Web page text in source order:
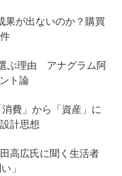
果が出ないのか？購買
ぶ理由 アナグラム阿
ト論
費」から「資産」に
計思想
高広氏に聞く生活者
」